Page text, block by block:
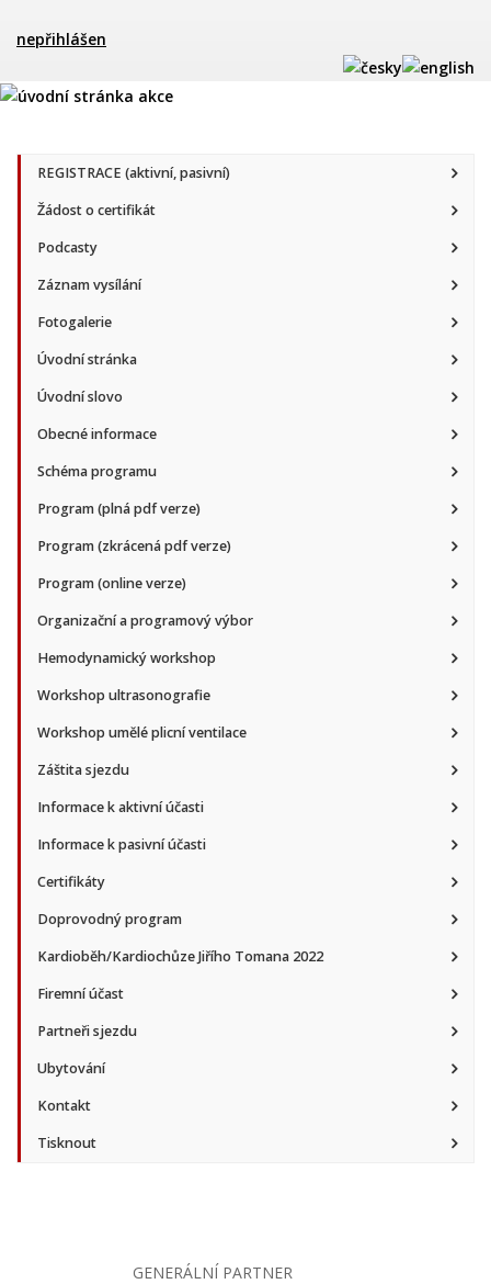
nepřihlášen
REGISTRACE (aktivní, pasivní)
Žádost o certifikát
Podcasty
Záznam vysílání
Fotogalerie
Úvodní stránka
Úvodní slovo
Obecné informace
Schéma programu
Program (plná pdf verze)
Program (zkrácená pdf verze)
Program (online verze)
Organizační a programový výbor
Hemodynamický workshop
Workshop ultrasonografie
Workshop umělé plicní ventilace
Záštita sjezdu
Informace k aktivní účasti
Informace k pasivní účasti
Certifikáty
Doprovodný program
Kardioběh/Kardiochůze Jiřího Tomana 2022
Firemní účast
Partneři sjezdu
Ubytování
Kontakt
Tisknout
GENERÁLNÍ PARTNER